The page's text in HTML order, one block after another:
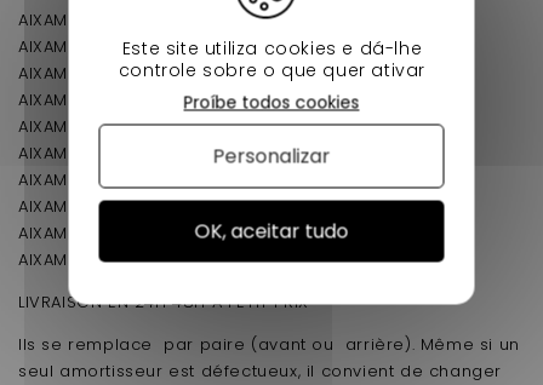
AIXAM 500.4
AIXAM 500.5 (4 places)
AIXAM A721
AIXAM A741
AIXAM A751
AIXAM CITY
AIXAM CROSSLINE
AIXAM CROSSOVER
AIXAM ROADLINE
AIXAM SCOUTY
LIVRAISON EN 24H 48H A PETIT PRIX
Ils se remplace par paire (avant ou arrière). Même si un
seul amortisseur est défectueux, il convient de changer
Este site utiliza cookies e dá-lhe
controle sobre o que quer ativar
OK, aceitar tudo
Proíbe todos cookies
Personalizar